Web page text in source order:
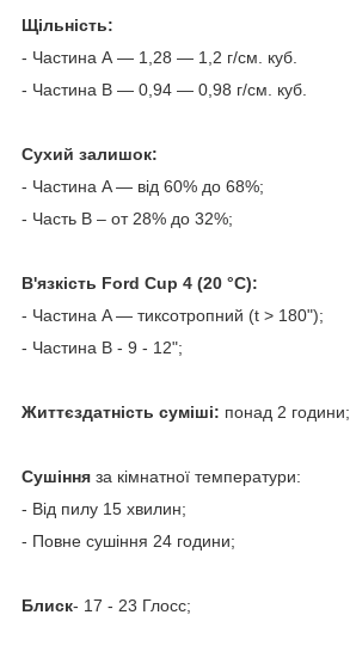
Щільність:
- Частина А — 1,28 — 1,2 г/см. куб.
- Частина В — 0,94 — 0,98 г/см. куб.
Сухий залишок:
- Частина A — від 60% до 68%;
- Часть B – от 28% до 32%;
В'язкість Ford Cup 4 (20 °C):
- Частина A — тиксотропний (t > 180");
- Частина B - 9 - 12";
Життєздатність суміші: понад 2 години;
Сушіння за кімнатної температури:
- Від пилу 15 хвилин;
- Повне сушіння 24 години;
Блиск- 17 - 23 Глосс;